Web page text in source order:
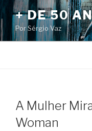
Pular
para
o
conteúdo
+ DE 50
Por Sérgio Vaz
A Mulher
Woman